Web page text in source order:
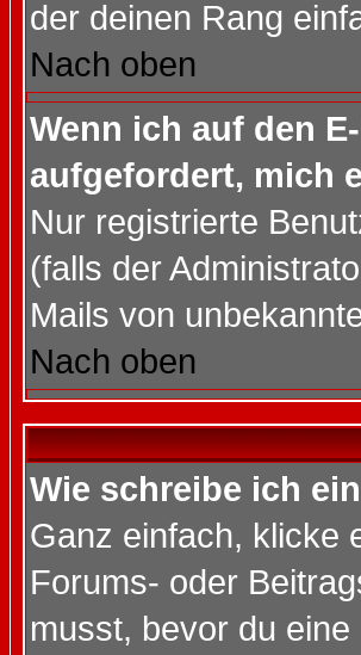
der deinen Rang
Nach oben
Wenn ich auf den
aufgefordert, mich
Nur registrierte
(falls der
Mails von
Nach oben
Wie schreibe ich
Ganz einfach, klicke
Forums- oder
musst, bevor du